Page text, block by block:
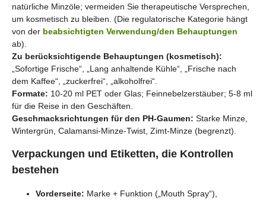
natürliche Minzöle; vermeiden Sie therapeutische Versprechen,
um kosmetisch zu bleiben. (Die regulatorische Kategorie hängt
von der beabsichtigten Verwendung/den Behauptungen
ab).
Zu berücksichtigende Behauptungen (kosmetisch):
„Sofortige Frische“, „Lang anhaltende Kühle“, „Frische nach
dem Kaffee“, „zuckerfrei“, „alkoholfrei“.
Formate: 10-20 ml PET oder Glas; Feinnebelzerstäuber; 5-8 ml
für die Reise in den Geschäften.
Geschmacksrichtungen für den PH-Gaumen: Starke Minze,
Wintergrün, Calamansi-Minze-Twist, Zimt-Minze (begrenzt).
Verpackungen und Etiketten, die Kontrollen
bestehen
Vorderseite: Marke + Funktion („Mouth Spray“),